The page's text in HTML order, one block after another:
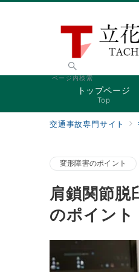
ページ内検索
トップページ
Top
交通事故専門サイト
変形障害のポイント
肩鎖関節脱
のポイント